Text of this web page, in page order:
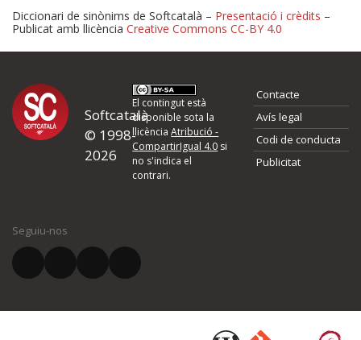
Proposeu-nos millores o
d'errors
Si heu trobat un error o voleu proposar alguna millora, ompliu els
quina és la millora que proposeu o l'error del qual voleu informar-
El vostre correu electrònic *
Diccionari de sinònims de Softcatalà – Presentació i crèdits –
Publicat amb llicència Creative Commons CC-BY 4.0
Softcatalà
© 1998-
2026
El contingut està
disponible sota la
llicènciaAtribució -
CompartirIgual 4.0 si
no s'indica el
contrari.
Contacte
Avís legal
Codi de conducta
Publicitat
Seguiu-nos